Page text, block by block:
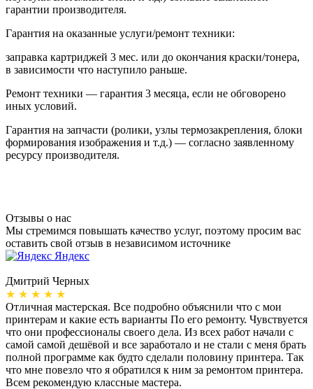
гарантии производителя.
Гарантия на оказанные услуги/ремонт техники:
заправка картриджей 3 мес. или до окончания краски/тонера,
в зависимости что наступило раньше.
Ремонт техники — гарантия 3 месяца, если не обговорено
иных условий.
Гарантия на запчасти (ролики, узлы термозакрепления, блоки
формирования изображения и т.д.) — согласно заявленному
ресурсу производителя.
Отзывы о нас
Мы стремимся повышать качество услуг, поэтому просим вас
оставить свой отзыв в независимом источнике
Яндекс
Дмитрий Черных
★ ★ ★ ★ ★
Отличная мастерская. Все подробно объяснили что с мои
принтерам и какие есть варианты По его ремонту. Чувствуется
что они профессионалы своего дела. Из всех работ начали с
самой самой дешёвой и все заработало и не стали с меня брать
полной программе как будто сделали половину принтера. Так
что мне повезло что я обратился к ним за ремонтом принтера.
Всем рекомендую классные мастера.